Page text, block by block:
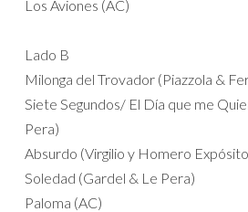
Los Aviones (AC)
Lado B
Milonga del Trovador (Piazzola &
Siete Segundos/ El Día que me
Pera)
Absurdo (Virgilio y Homero
Soledad (Gardel & Le Pera)
Paloma (AC)